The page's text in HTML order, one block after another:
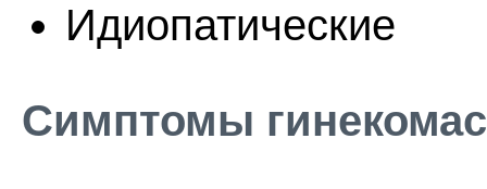
Идиопатические
Симптомы